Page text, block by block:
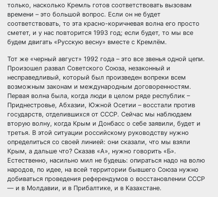
только, насколько Кремль готов соответствовать вызовам
времени – это большой вопрос. Если он не будет
соответствовать, то эта красно-коричневая волна его просто
сметет, и у нас повторится 1993 год; если будет, то мы все
будем двигать «Русскую весну» вместе с Кремлём.
Тот же «черный август» 1992 года – это все звенья одной цепи.
Произошел развал Советского Союза, незаконный и
несправедливый, который был произведен вопреки всем
возможным законам и международным договоренностям.
Первая волна была, когда люди в целом ряде республик –
Приднестровье, Абхазии, Южной Осетии – восстали против
государств, отделившихся от СССР. Сейчас мы наблюдаем
вторую волну, когда Крым и Донбасс о себе заявили, будет и
третья. В этой ситуации российскому руководству нужно
определиться со своей линией: они сказали, что мы взяли
Крым, а дальше что? Сказав «А», нужно говорить «Б».
Естественно, насильно мил не будешь: опираться надо на волю
народов, по идее, на всей территории бывшего Союза нужно
добиваться проведения референдумов о восстановлении СССР
— и в Молдавии, и в Прибалтике, и в Казахстане.